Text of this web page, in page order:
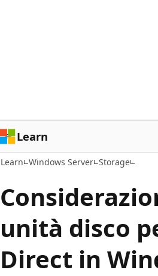
Learn
Learn Windows Server Storage
unità disco
Direct in